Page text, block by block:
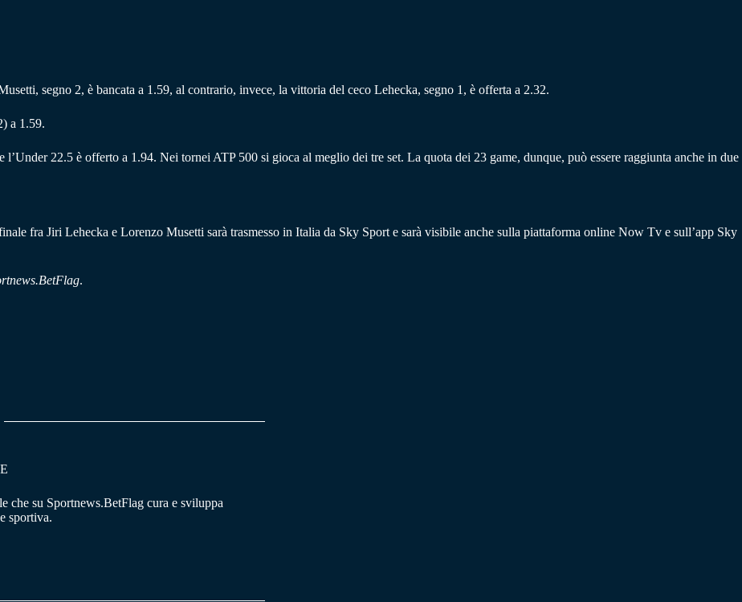
segno 2, è bancata a 1.59, al contrario, invece, la vittoria del ceco Lehecka, segno 1, è offerta a 2.32.
a 1.59.
22.5 è offerto a 1.94. Nei tornei ATP 500 si gioca al meglio dei tre set. La quota dei 23 game, dunque, può essere raggiunta anche in due
fra Jiri Lehecka e Lorenzo Musetti sarà trasmesso in Italia da Sky Sport e sarà visibile anche sulla piattaforma online Now Tv e sull’app Sky
.
che su Sportnews.BetFlag cura e sviluppa
sportiva.